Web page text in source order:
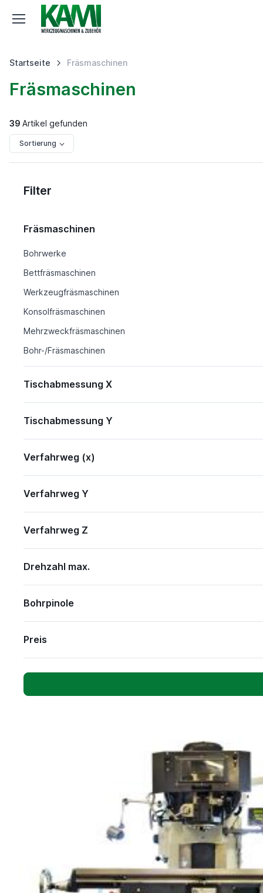
Startseite Fräsmaschinen
Fräsmaschinen
39 Artikel gefunden
Sortierung
Filter
Fräsmaschinen
Bohrwerke
Bettfräsmaschinen
Werkzeugfräsmaschinen
Konsolfräsmaschinen
Mehrzweckfräsmaschinen
Bohr-/Fräsmaschinen
Tischabmessung X
Tischabmessung Y
Verfahrweg (x)
Verfahrweg Y
Verfahrweg Z
Drehzahl max.
Bohrpinole
Preis